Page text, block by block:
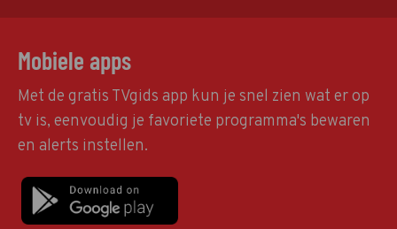
Mobiele apps
Met de gratis TVgids app kun je snel zien wat er op
tv is, eenvoudig je favoriete programma's bewaren
en alerts instellen.